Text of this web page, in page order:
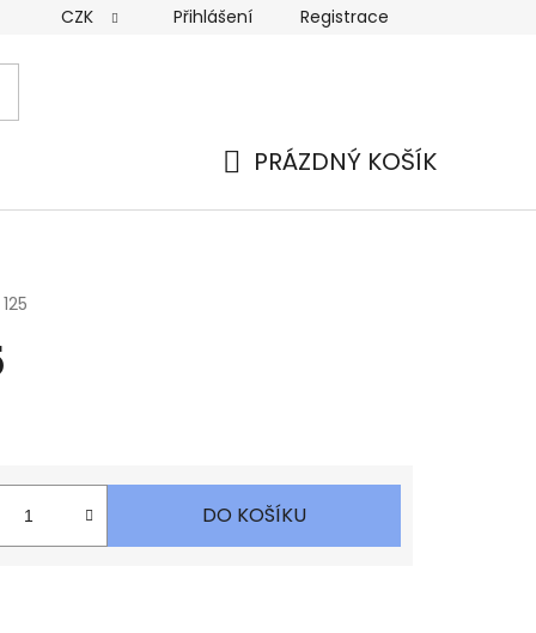
CZK Přihlášení Registrace
PRÁZDNÝ KOŠÍK
DO KOŠÍKU